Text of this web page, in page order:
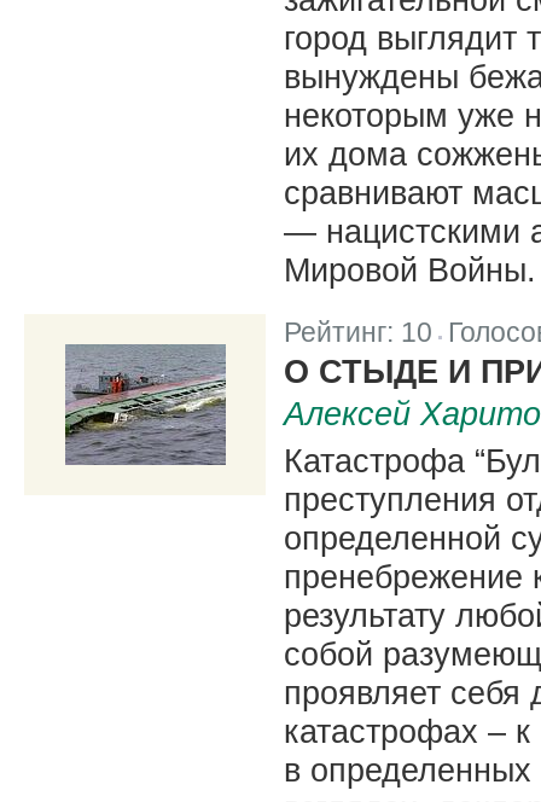
город выглядит
вынуждены
некоторым уже
их дома
сравнивают
— нацистскими
Мировой Войны.
Рейтинг: 10 |
О СТЫДЕ И
Алексей
Катастрофа
преступления
определенной
пренебрежение
результату
собой
проявляет себя
катастрофах –
в